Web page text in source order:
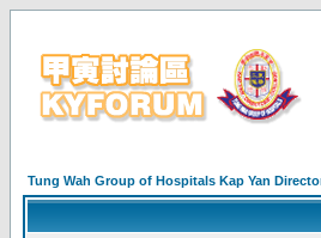
Tung Wah Group of Hospitals Kap Yan